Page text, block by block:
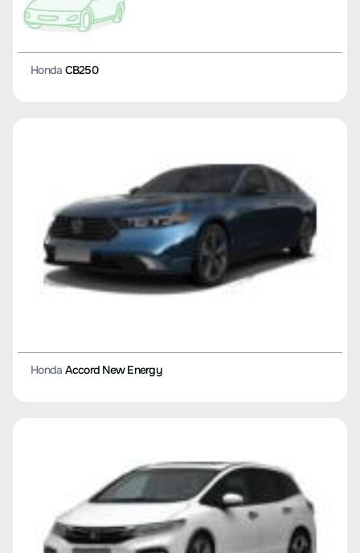
Honda CB250
Honda Accord New Energy